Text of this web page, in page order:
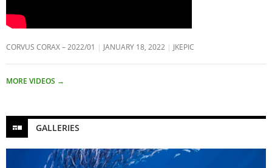
CORVUS CORAX – 2022/01 JANUARY 18, 2022 JKEPIC
MORE VIDEOS →
GALLERIES